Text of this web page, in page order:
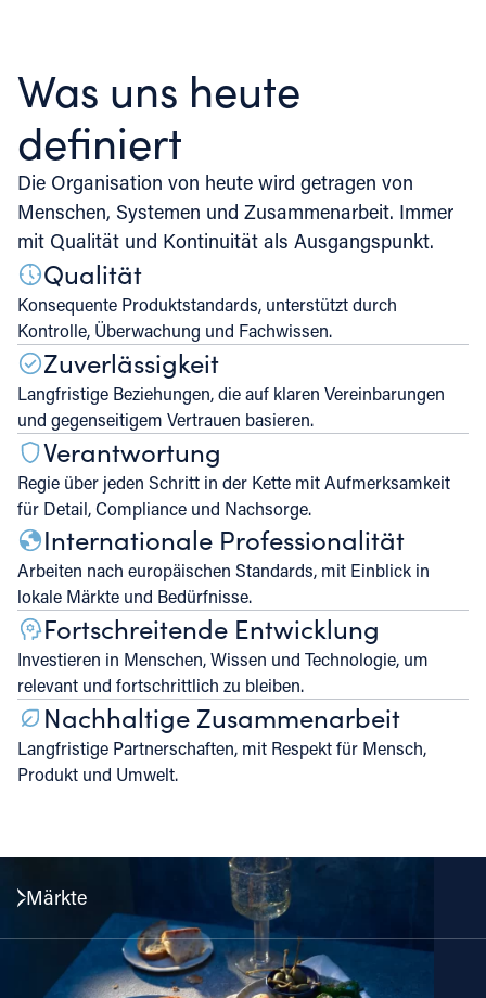
Was uns heute
definiert
Die Organisation von heute wird getragen von
Menschen, Systemen und Zusammenarbeit. Immer
mit Qualität und Kontinuität als Ausgangspunkt.
Qualität
Konsequente Produktstandards, unterstützt durch
Kontrolle, Überwachung und Fachwissen.
Zuverlässigkeit
Langfristige Beziehungen, die auf klaren Vereinbarungen
und gegenseitigem Vertrauen basieren.
Verantwortung
Regie über jeden Schritt in der Kette mit Aufmerksamkeit
für Detail, Compliance und Nachsorge.
Internationale Professionalität
Arbeiten nach europäischen Standards, mit Einblick in
lokale Märkte und Bedürfnisse.
Fortschreitende Entwicklung
Investieren in Menschen, Wissen und Technologie, um
relevant und fortschrittlich zu bleiben.
Nachhaltige Zusammenarbeit
Langfristige Partnerschaften, mit Respekt für Mensch,
Produkt und Umwelt.
Märkte